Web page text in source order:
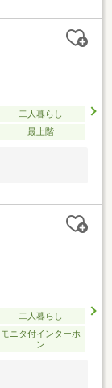
二人暮らし
最上階
二人暮らし
モニタ付インターホ
ン